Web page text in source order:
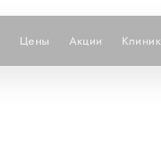
Цены Акции